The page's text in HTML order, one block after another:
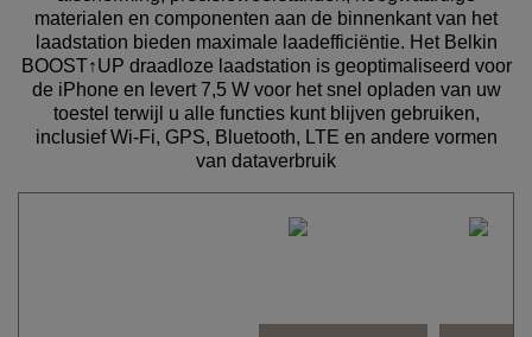
materialen en componenten aan de binnenkant van het
laadstation bieden maximale laadefficiëntie. Het Belkin
BOOST↑UP draadloze laadstation is geoptimaliseerd voor
de iPhone en levert 7,5 W voor het snel opladen van uw
toestel terwijl u alle functies kunt blijven gebruiken,
inclusief Wi-Fi, GPS, Bluetooth, LTE en andere vormen
van dataverbruik